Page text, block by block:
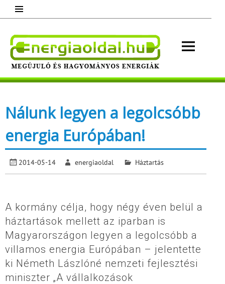
content
Megújuló és hagyományos energiák.
Nálunk legyen a legolcsóbb
energia Európában!
2014-05-14 energiaoldal Háztartás
A kormány célja, hogy négy éven belül a
háztartások mellett az iparban is
Magyarországon legyen a legolcsóbb a
villamos energia Európában – jelentette
ki Németh Lászlóné nemzeti fejlesztési
miniszter „A vállalkozások